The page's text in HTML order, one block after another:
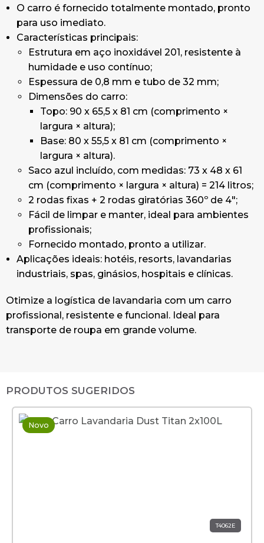
O carro é fornecido totalmente montado, pronto
para uso imediato.
Características principais:
Estrutura em aço inoxidável 201, resistente à
humidade e uso contínuo;
Espessura de 0,8 mm e tubo de 32 mm;
Dimensões do carro:
Topo: 90 x 65,5 x 81 cm (comprimento ×
largura × altura);
Base: 80 x 55,5 x 81 cm (comprimento ×
largura × altura).
Saco azul incluído, com medidas: 73 x 48 x 61
cm (comprimento × largura × altura) = 214 litros;
2 rodas fixas + 2 rodas giratórias 360º de 4";
Fácil de limpar e manter, ideal para ambientes
profissionais;
Fornecido montado, pronto a utilizar.
Aplicações ideais: hotéis, resorts, lavandarias
industriais, spas, ginásios, hospitais e clínicas.
Otimize a logística de lavandaria com um carro
profissional, resistente e funcional. Ideal para
transporte de roupa em grande volume.
PRODUTOS SUGERIDOS
Novo
T4062E